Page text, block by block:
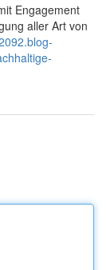
Engagement
aller Art von